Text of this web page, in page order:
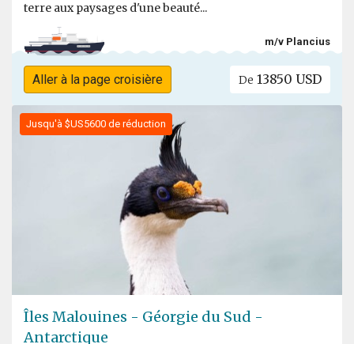
terre aux paysages d'une beauté...
m/v Plancius
Aller à la page croisière De 13850 USD
Jusqu'à $US5600 de réduction
Îles Malouines - Géorgie du Sud -
Antarctique